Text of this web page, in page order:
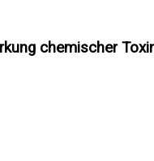
chemischer